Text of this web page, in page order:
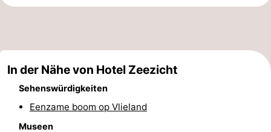
trinken
Praktisch
Forum
Route
In der Nähe von Hotel Zeezicht
Sehenswürdigkeiten
Eenzame boom op Vlieland
Museen